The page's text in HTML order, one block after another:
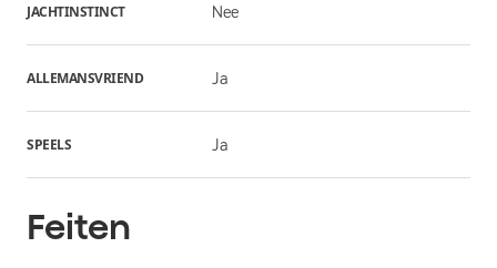
JACHTINSTINCT Nee
ALLEMANSVRIEND Ja
SPEELS Ja
Feiten